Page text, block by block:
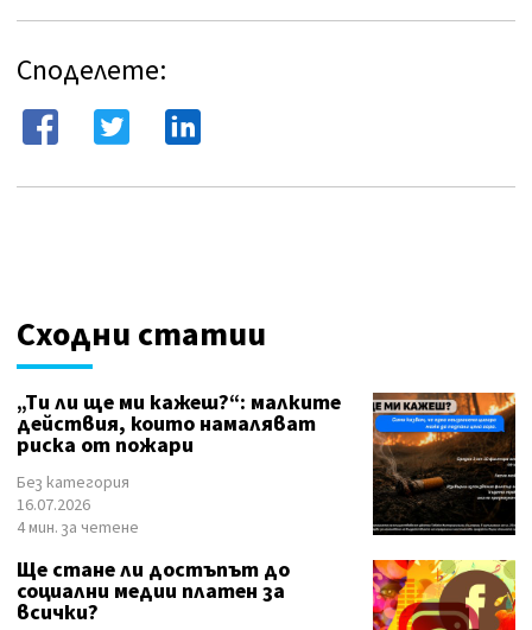
Споделете:
Сходни статии
„Ти ли ще ми кажеш?“: малките
действия, които намаляват
риска от пожари
Без категория
16.07.2026
4 мин. за четене
Ще стане ли достъпът до
социални медии платен за
всички?